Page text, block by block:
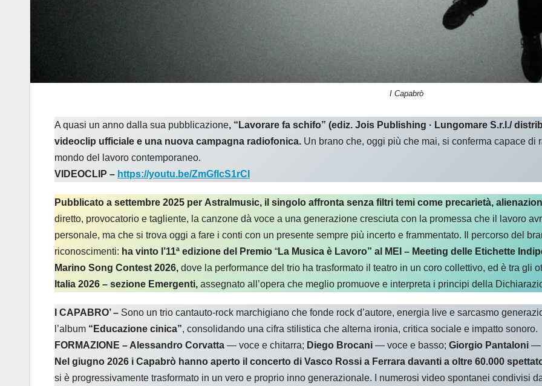
I Capabrò
A quasi un anno dalla sua pubblicazione, “Lavorare fa schifo” (ediz. Jois Publishing · Lungomare S.r.l./
videoclip ufficiale e una nuova campagna radiofonica. Un brano che, oggi più che mai, si conferma capace
mondo del lavoro contemporaneo.
VIDEOCLIP – https://youtu.be/ZmGflcS1rCI
Pubblicato a settembre 2025 per Astralmusic, il singolo affronta senza filtri temi come precarietà,
diretto, provocatorio e tagliente, la canzone dà voce a una generazione cresciuta con la promessa che il lavoro
personale, ma che si trova oggi a fare i conti con un presente sempre più incerto e frammentato. Il percorso del
riconoscimenti: ha vinto l’11ª edizione del Premio “La Musica è Lavoro” al MEI – Meeting delle Etichette
Marino Song Contest 2026, dove la performance del trio ha trasformato il teatro in un coro collettivo, ed è tra gli
Italia 2026 – sezione Emergenti, assegnato all’opera che meglio promuove e interpreta i principi della
I CAPABRO’ – Sono un trio cantauto-rock marchigiano che fonde rock d’autore, energia live e sarcasmo
l’album “Educazione cinica”, consolidando una cifra stilistica che alterna ironia, critica sociale e impatto sonoro.
FORMAZIONE – Alessandro Corvatta — voce e chitarra; Diego Brocani — voce e basso; Giorgio Pantaloni —
Nel giugno 2026 i Capabrò hanno aperto il concerto di Vasco Rossi a Ferrara davanti a oltre 60.000
si è progressivamente trasformato in un vero e proprio inno generazionale. I numerosi video spontanei condivisi